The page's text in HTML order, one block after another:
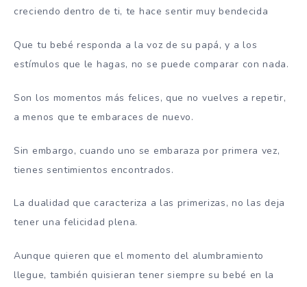
creciendo dentro de ti, te hace sentir muy bendecida
Que tu bebé responda a la voz de su papá, y a los
estímulos que le hagas, no se puede comparar con nada.
Son los momentos más felices, que no vuelves a repetir,
a menos que te embaraces de nuevo.
Sin embargo, cuando uno se embaraza por primera vez,
tienes sentimientos encontrados.
La dualidad que caracteriza a las primerizas, no las deja
tener una felicidad plena.
Aunque quieren que el momento del alumbramiento
llegue, también quisieran tener siempre su bebé en la